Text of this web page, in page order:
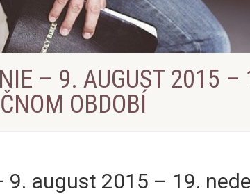
– 9. AUGUST 2015 –
OBDOBÍ
august 2015 – 19.